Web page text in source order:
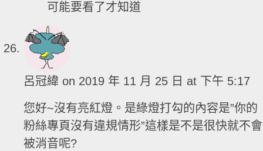
可能要看了才知道
呂冠緯 on 2019 年 11 月 25 日 at 下午 5:17
您好~沒有亮紅燈。是綠燈打勾的內容是”你的
粉絲專頁沒有違規情形”這樣是不是很快就不會
被消音呢?